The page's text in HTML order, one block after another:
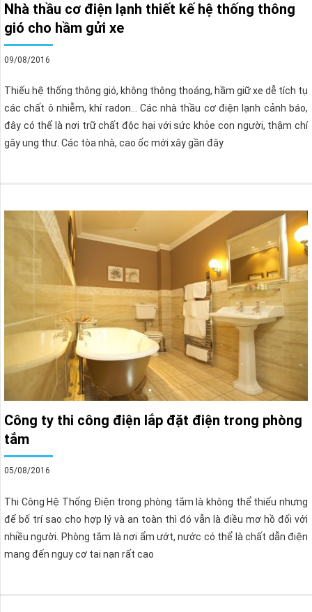
Nhà thầu cơ điện lạnh thiết kế hệ thống thông
gió cho hầm gửi xe
09/08/2016
Thiếu hệ thống thông gió, không thông thoáng, hầm giữ xe dễ tích tụ
các chất ô nhiễm, khí radon… Các nhà thầu cơ điện lạnh cảnh báo,
đây có thể là nơi trữ chất độc hại với sức khỏe con người, thậm chí
gây ung thư. Các tòa nhà, cao ốc mới xây gần đây
Công ty thi công điện lắp đặt điện trong phòng
tắm
05/08/2016
Thi Công Hệ Thống Điện trong phòng tắm là không thể thiếu nhưng
để bố trí sao cho hợp lý và an toàn thì đó vẫn là điều mơ hồ đối với
nhiều người. Phòng tắm là nơi ẩm ướt, nước có thể là chất dẫn điện
mang đến nguy cơ tai nạn rất cao